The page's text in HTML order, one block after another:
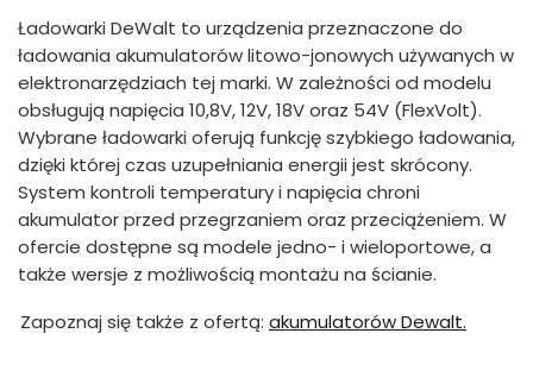
Ładowarki DeWalt to urządzenia przeznaczone do
ładowania akumulatorów litowo-jonowych używanych w
elektronarzędziach tej marki. W zależności od modelu
obsługują napięcia 10,8V, 12V, 18V oraz 54V (FlexVolt).
Wybrane ładowarki oferują funkcję szybkiego ładowania,
dzięki której czas uzupełniania energii jest skrócony.
System kontroli temperatury i napięcia chroni
akumulator przed przegrzaniem oraz przeciążeniem. W
ofercie dostępne są modele jedno- i wieloportowe, a
także wersje z możliwością montażu na ścianie.
Zapoznaj się także z ofertą: akumulatorów Dewalt.